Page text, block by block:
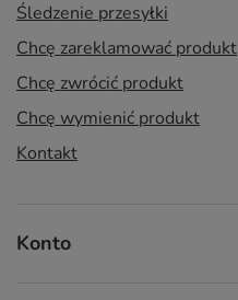
Śledzenie przesyłki
Chcę zareklamować produkt
Chcę zwrócić produkt
Chcę wymienić produkt
Kontakt
Konto